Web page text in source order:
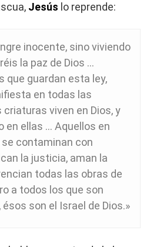
Jesús lo reprende:
inocente, sino viviendo
la paz de Dios …
que guardan esta ley,
en todas las
viven en Dios, y
en ellas … Aquellos en
contaminan con
la justicia, aman la
todas las obras de
a todos los que son
son el Israel de Dios.»